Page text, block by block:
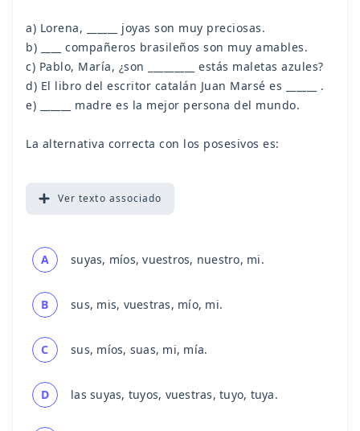
a) Lorena, ______ joyas son muy preciosas.
b) ____ compañeros brasileños son muy amables.
c) Pablo, María, ¿son _________ estás maletas azules?
d) El libro del escritor catalán Juan Marsé es ______ .
e) ______ madre es la mejor persona del mundo.
La alternativa correcta con los posesivos es:
Ver texto associado
A suyas, míos, vuestros, nuestro, mi.
B sus, mis, vuestras, mío, mi.
C sus, míos, suas, mi, mía.
D las suyas, tuyos, vuestras, tuyo, tuya.